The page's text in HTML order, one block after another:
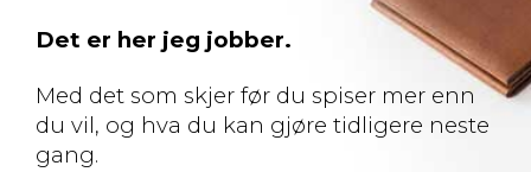
Det er her jeg jobber.
Med det som skjer før du spiser mer enn
du vil, og hva du kan gjøre tidligere neste
gang.